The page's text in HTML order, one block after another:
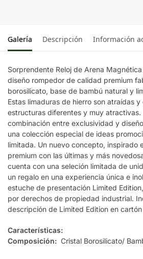
Galería Descripción Información
Sorprendente Reloj de Arena
diseño rompedor de calidad premium
borosilicato, base de bambú natural y
Estas limaduras de hierro son atraídas
estructuras diferentes y muy atractivas.
combinación entre exclusividad y
una colección especial de ideas
limitada. Un nuevo concepto, inspirado
premium con las últimas y más
cuenta con una seleción limitada de
un regalo en una experiencia única e
estuche de presentación Limited
por derechos de propiedad industrial.
descripción de Limited Edition en
Características:
Composición: Cristal Borosilicato/